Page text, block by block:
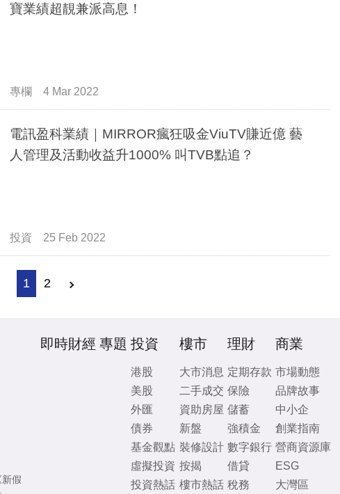
寶業績超靚兼派高息！
專欄 4 Mar 2022
電訊盈科業績｜MIRROR瘋狂吸金ViuTV賺近億 藝
人管理及活動收益升1000% 叫TVB點追？
投資 25 Feb 2022
1 2
新假
即時財經 專題 投資
港股
美股
外匯
債券
基金觀點
虛擬投資
投資熱話
樓市
大市消息
二手成交
資助房屋
新盤
裝修設計
按揭
樓市熱話
理財
定期存款
保險
儲蓄
強積金
數字銀行
借貸
稅務
商業
市場動態
品牌故事
中小企
創業指南
營商資源庫
ESG
大灣區